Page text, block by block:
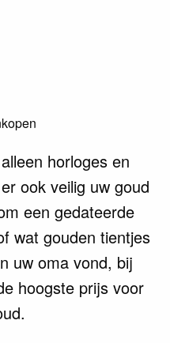
horloges en
ook veilig uw goud
een gedateerde
wat gouden tientjes
uw oma vond, bij
hoogste prijs voor